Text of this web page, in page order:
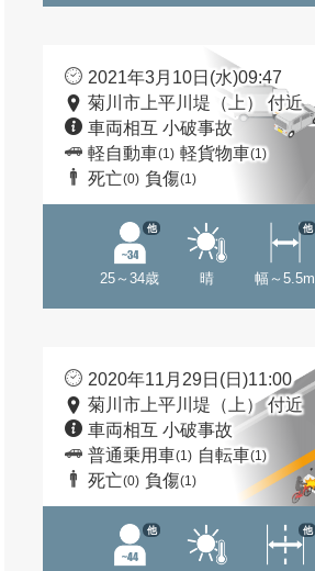
2021年3月10日(水)09:47
菊川市上平川堤（上） 付近
車両相互 小破事故
軽自動車(1) 軽貨物車(1)
死亡(0) 負傷(1)
25～34歳
他
晴 幅～5.5m
他
2020年11月29日(日)11:00
菊川市上平川堤（上） 付近
車両相互 小破事故
普通乗用車(1) 自転車(1)
死亡(0) 負傷(1)
他 他